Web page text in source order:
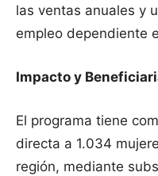
las ventas anuales y
empleo dependiente
Impacto y
El programa tiene
directa a 1.034
región, mediante